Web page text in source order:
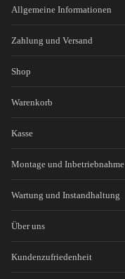
Allgemeine Informationen
Zahlung und Versand
Shop
Warenkorb
Kasse
Montage und Inbetriebnahme
Wartung und Instandhaltung
Über uns
Kundenzufriedenheit